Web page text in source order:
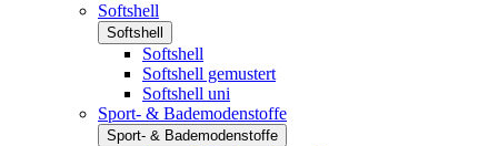
Softshell
Softshell
Softshell
Softshell gemustert
Softshell uni
Sport- & Bademodenstoffe
Sport- & Bademodenstoffe